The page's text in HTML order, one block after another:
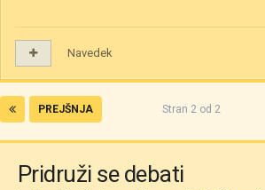
Navedek
PREJŠNJA Stran 2 od 2
Pridruži se debati